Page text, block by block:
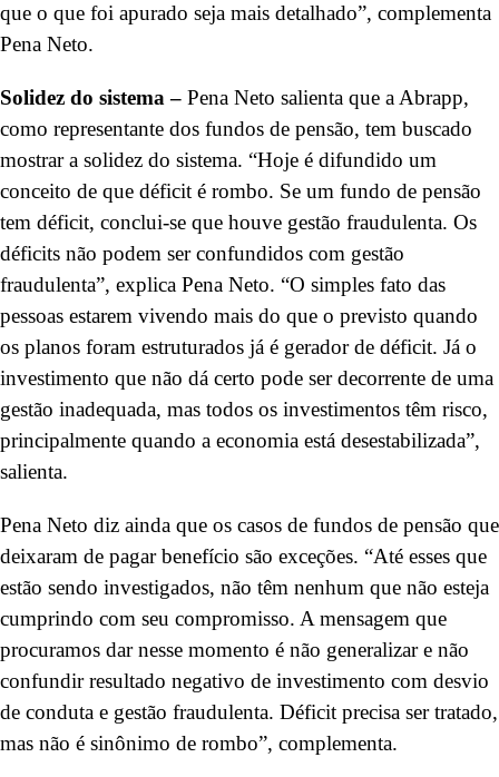
que o que foi apurado seja mais detalhado”, complementa
Pena Neto.
Solidez do sistema – Pena Neto salienta que a Abrapp,
como representante dos fundos de pensão, tem buscado
mostrar a solidez do sistema. “Hoje é difundido um
conceito de que déficit é rombo. Se um fundo de pensão
tem déficit, conclui-se que houve gestão fraudulenta. Os
déficits não podem ser confundidos com gestão
fraudulenta”, explica Pena Neto. “O simples fato das
pessoas estarem vivendo mais do que o previsto quando
os planos foram estruturados já é gerador de déficit. Já o
investimento que não dá certo pode ser decorrente de uma
gestão inadequada, mas todos os investimentos têm risco,
principalmente quando a economia está desestabilizada”,
salienta.
Pena Neto diz ainda que os casos de fundos de pensão que
deixaram de pagar benefício são exceções. “Até esses que
estão sendo investigados, não têm nenhum que não esteja
cumprindo com seu compromisso. A mensagem que
procuramos dar nesse momento é não generalizar e não
confundir resultado negativo de investimento com desvio
de conduta e gestão fraudulenta. Déficit precisa ser tratado,
mas não é sinônimo de rombo”, complementa.